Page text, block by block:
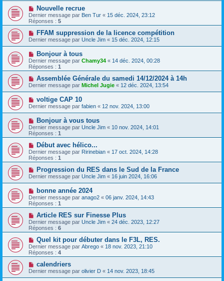
Nouvelle recrue
Dernier message par Ben Tur « 15 déc. 2024, 23:12
Réponses : 5
FFAM suppression de la licence compétition
Dernier message par Uncle Jim « 15 déc. 2024, 12:15
Bonjour à tous
Dernier message par Chamy34 « 14 déc. 2024, 00:28
Réponses : 1
Assemblée Générale du samedi 14/12/2024 à 14h
Dernier message par Michel Jugie « 12 déc. 2024, 13:54
voltige CAP 10
Dernier message par fabien « 12 nov. 2024, 13:00
Bonjour à vous tous
Dernier message par Uncle Jim « 10 nov. 2024, 14:01
Réponses : 1
Début avec hélico...
Dernier message par Ririnebian « 17 oct. 2024, 14:28
Réponses : 1
Progression du RES dans le Sud de la France
Dernier message par Uncle Jim « 16 juin 2024, 16:06
bonne année 2024
Dernier message par anago2 « 06 janv. 2024, 14:43
Réponses : 1
Article RES sur Finesse Plus
Dernier message par Uncle Jim « 24 déc. 2023, 12:27
Réponses : 6
Quel kit pour débuter dans le F3L, RES.
Dernier message par Abrego « 18 nov. 2023, 21:10
Réponses : 4
calendriers
Dernier message par olivier D « 14 nov. 2023, 18:45